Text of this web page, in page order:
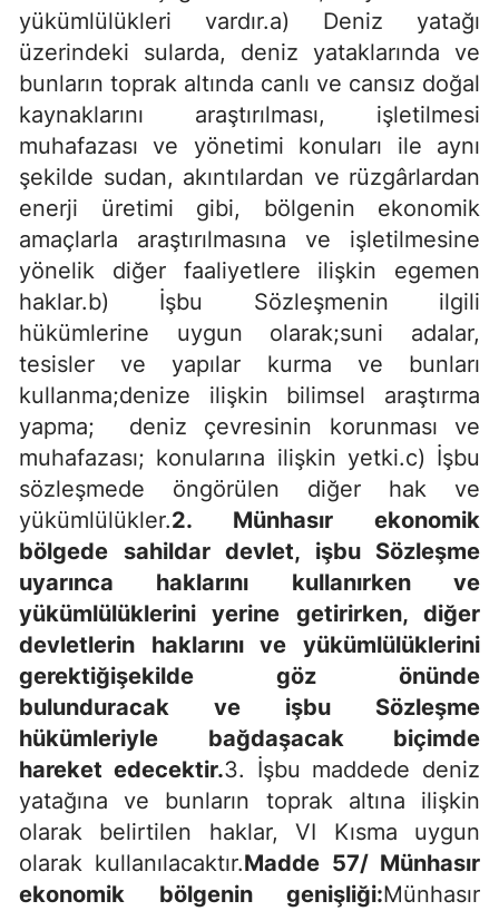
yükümlülükleri vardır.a) Deniz yatağı
üzerindeki sularda, deniz yataklarında ve
bunların toprak altında canlı ve cansız doğal
kaynaklarını araştırılması, işletilmesi
muhafazası ve yönetimi konuları ile aynı
şekilde sudan, akıntılardan ve rüzgârlardan
enerji üretimi gibi, bölgenin ekonomik
amaçlarla araştırılmasına ve işletilmesine
yönelik diğer faaliyetlere ilişkin egemen
haklar.b) İşbu Sözleşmenin ilgili
hükümlerine uygun olarak;suni adalar,
tesisler ve yapılar kurma ve bunları
kullanma;denize ilişkin bilimsel araştırma
yapma; deniz çevresinin korunması ve
muhafazası; konularına ilişkin yetki.c) İşbu
sözleşmede öngörülen diğer hak ve
yükümlülükler.2. Münhasır ekonomik
bölgede sahildar devlet, işbu Sözleşme
uyarınca haklarını kullanırken ve
yükümlülüklerini yerine getirirken, diğer
devletlerin haklarını ve yükümlülüklerini
gerektiğişekilde göz önünde
bulunduracak ve işbu Sözleşme
hükümleriyle bağdaşacak biçimde
hareket edecektir.3. İşbu maddede deniz
yatağına ve bunların toprak altına ilişkin
olarak belirtilen haklar, VI Kısma uygun
olarak kullanılacaktır.Madde 57/ Münhasır
ekonomik bölgenin genişliği:Münhasır